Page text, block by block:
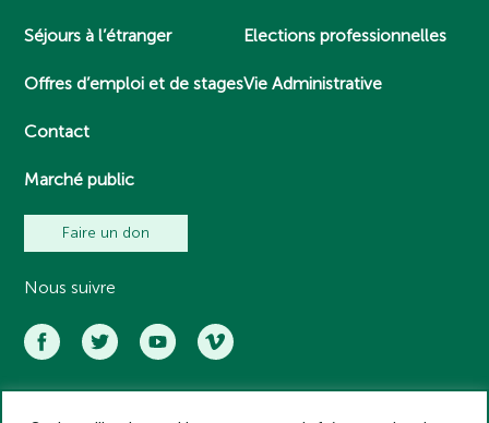
Séjours à l’étranger
Offres d’emploi et de stages
Contact
Marché public
Elections professionnelles
Vie Administrative
Faire un don
Nous suivre